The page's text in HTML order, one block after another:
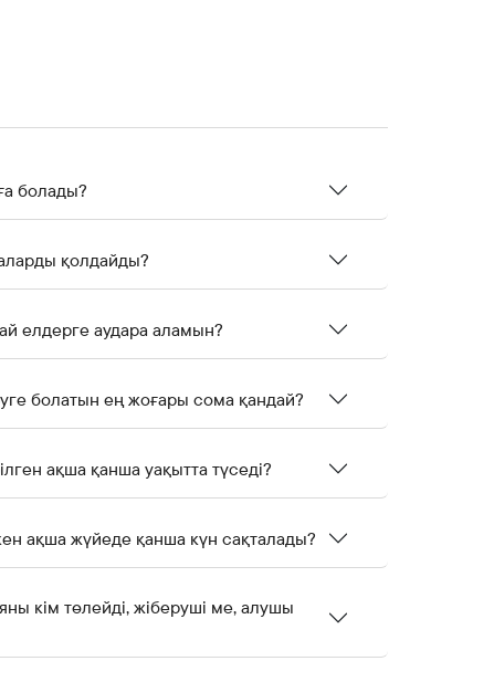
болады?
қолдайды?
елдерге аудара аламын?
болатын ең жоғары сома қандай?
ақша қанша уақытта түседі?
ақша жүйеде қанша күн сақталады?
кім төлейді, жіберуші ме, алушы